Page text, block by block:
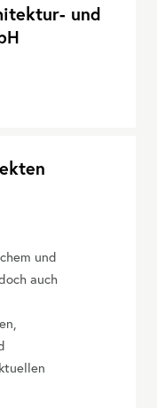
und
und
auch